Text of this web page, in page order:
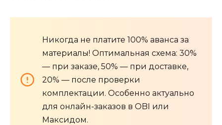
Никогда не платите 100% аванса за
материалы! Оптимальная схема: 30%
— при заказе, 50% — при доставке,
20% — после проверки
комплектации. Особенно актуально
для онлайн-заказов в OBI или
Максидом.